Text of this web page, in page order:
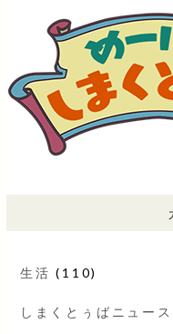
生活 (110)
しまくとぅばニュース